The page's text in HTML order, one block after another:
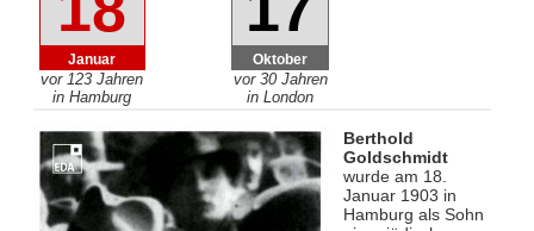
Januar
vor 123 Jahren
in Hamburg
Oktober
vor 30 Jahren
in London
Berthold
Goldschmidt
wurde am 18.
Januar 1903 in
Hamburg als Sohn